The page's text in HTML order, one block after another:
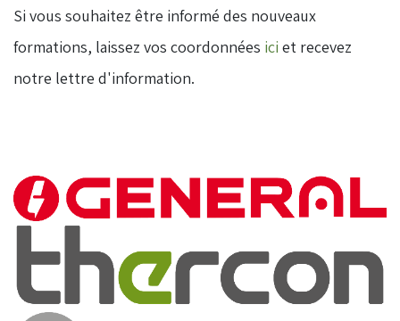
​Si vous souhaitez être informé des nouveaux
formations, laissez vos coordonnées ici et recevez
notre lettre d'information.